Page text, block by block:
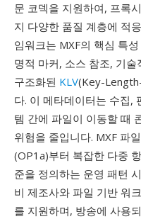
문 코덱을 지원하여, 프록
지 다양한 품질 계층에 적
임워크는 MXF의 핵심 특
명적 마커, 소스 참조, 기
구조화된 KLV(Key-
다. 이 메타데이터는 수집,
템 간에 파일이 이동할 때
위험을 줄입니다. MXF 파
(OP1a)부터 복잡한 다중
준을 정의하는 운영 패턴
비 제조사와 파일 기반 워
를 지원하며, 방송에 사용